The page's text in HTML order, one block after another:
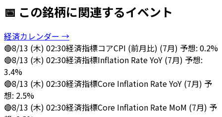
📅 この銘柄に関連するイベント
経済カレンダー →
🔴8/13 (木) 02:30経済指標コアCPI (前月比) (7月) 予想: 0.2%
🔴8/13 (木) 02:30経済指標Inflation Rate YoY (7月) 予想:
3.4%
🔴8/13 (木) 02:30経済指標Core Inflation Rate YoY (7月) 予
想: 2.5%
🔴8/13 (木) 02:30経済指標Core Inflation Rate MoM (7月) 予